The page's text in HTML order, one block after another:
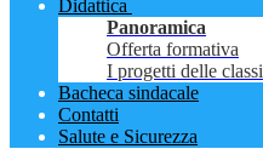
Didattica
Panoramica
Offerta formativa
I progetti delle classi
Bacheca sindacale
Contatti
Salute e Sicurezza